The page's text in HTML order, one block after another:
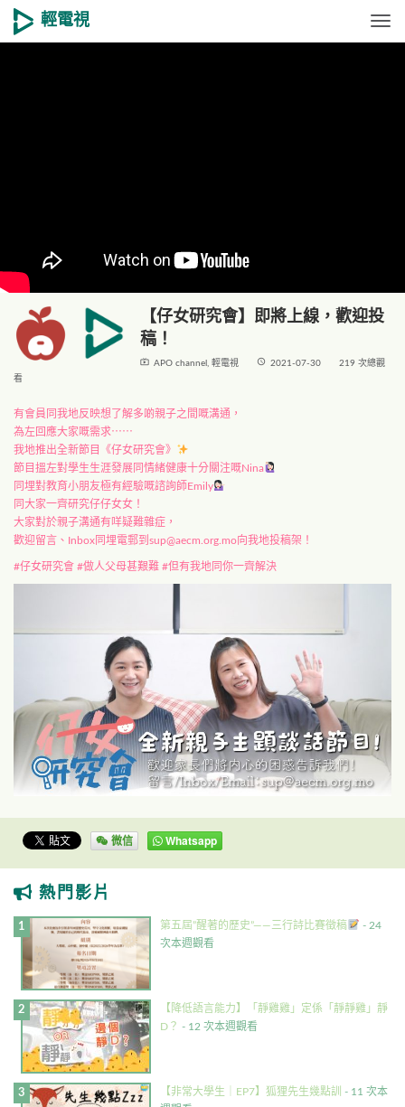
輕電視
【仔女研究會】即將上線，歡迎投
稿！
live_tv APO channel , 輕電視 access_time 2021-07-30
219 次總觀
看
有會員同我地反映想了解多啲親子之間嘅溝通，
為左回應大家嘅需求⋯⋯
我地推出全新節目《仔女研究會》
節目搵左對學生生涯發展同情緒健康十分關注嘅Nina
同埋對教育小朋友極有經驗嘅諮詢師Emily
同大家一齊研究仔仔女女！
大家對於親子溝通有咩疑難雜症，
歡迎留言、Inbox同埋電郵到 sup@aecm.org.mo向我地投稿架！
#仔女研究會 #做人父母甚艱難 #但有我地同你一齊解決
微信 Whatsapp
熱門影片
第五屆”醒著的歷史”——三行詩比賽徵稿
- 24
次本週觀看
【降低語言能力】「靜雞雞」定係「靜靜雞」靜
D？ - 12 次本週觀看
【非常大學生｜EP7】狐狸先生幾點訓 - 11 次本